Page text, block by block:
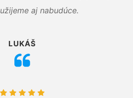
aj nabudúce.
LUKÁŠ